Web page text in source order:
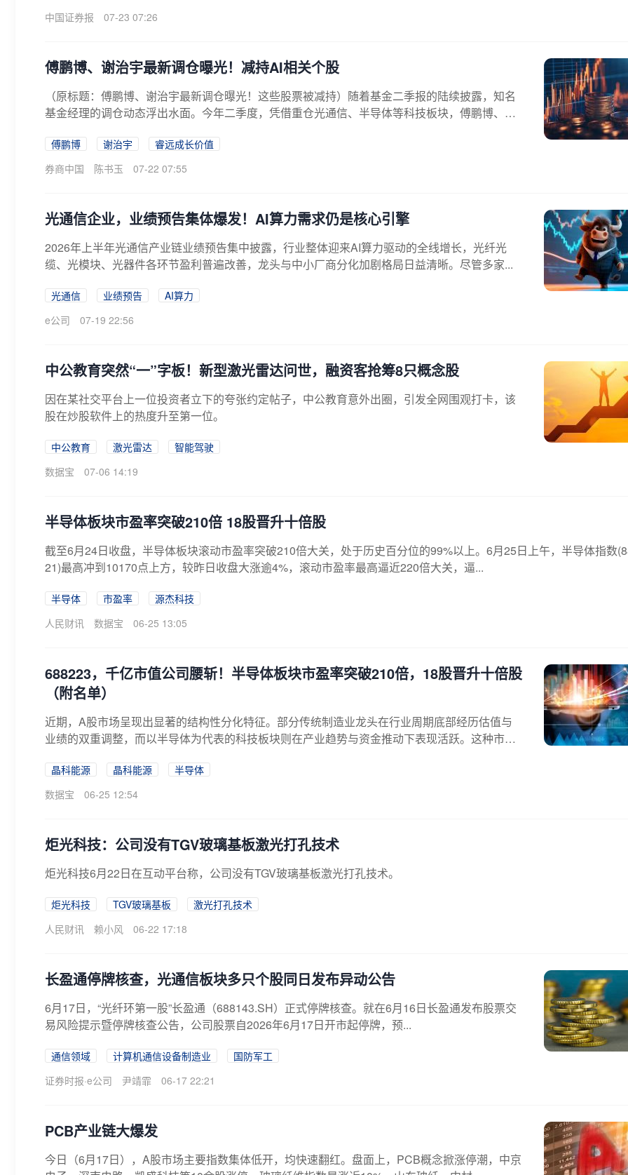
中国证券报
07-23 07:26
傅鹏博、谢治宇最新调仓曝光！减持AI相关个股
（原标题：傅鹏博、谢治宇最新调仓曝光！这些股票被减持）随着基金二季报的陆续披露，知名
基金经理的调仓动态浮出水面。今年二季度，凭借重仓光通信、半导体等科技板块，傅鹏博、谢
傅鹏博 谢治宇
睿远成长价值
券商中国
陈书玉 07-22 07:55
光通信企业，业绩预告集体爆发！AI算力需求仍是核心引擎
2026年上半年光通信产业链业绩预告集中披露，行业整体迎来AI算力驱动的全线增长，光纤光
缆、光模块、光器件各环节盈利普遍改善，龙头与中小厂商分化加剧格局日益清晰。尽管多家...
光通信 业绩预告
AI算力
e公司
07-19 22:56
中公教育突然“一”字板！新型激光雷达问世，融资客抢筹8只概念股
因在某社交平台上一位投资者立下的夸张约定帖子，中公教育意外出圈，引发全网围观打卡，该
股在炒股软件上的热度升至第一位。
中公教育 激光雷达
智能驾驶
数据宝
07-06 14:19
半导体板块市盈率突破210倍 18股晋升十倍股
截至6月24日收盘，半导体板块滚动市盈率突破210倍大关，处于历史百分位的99%以上。6月25日上午，半导体指数
21)最高冲到10170点上方，较昨日收盘大涨逾4%，滚动市盈率最高逼近220倍大关，逼...
半导体 市盈率
源杰科技
人民财讯
数据宝 06-25 13:05
688223，千亿市值公司腰斩！半导体板块市盈率突破210倍，18股晋升十倍股
（附名单）
近期，A股市场呈现出显著的结构性分化特征。部分传统制造业龙头在行业周期底部经历估值与
业绩的双重调整，而以半导体为代表的科技板块则在产业趋势与资金推动下表现活跃。这种市场
晶科能源 晶科能源
半导体
数据宝
06-25 12:54
炬光科技：公司没有TGV玻璃基板激光打孔技术
炬光科技6月22日在互动平台称，公司没有TGV玻璃基板激光打孔技术。
炬光科技 TGV玻璃基板
激光打孔技术
人民财讯
赖小风 06-22 17:18
长盈通停牌核查，光通信板块多只个股同日发布异动公告
6月17日，“光纤环第一股”长盈通（688143.SH）正式停牌核查。就在6月16日长盈通发布股票交
易风险提示暨停牌核查公告，公司股票自2026年6月17日开市起停牌，预...
通信领域 计算机通信设备制造业
国防军工
证券时报·e公司
尹靖霏 06-17 22:21
PCB产业链大爆发
今日（6月17日），A股市场主要指数集体低开，均快速翻红。盘面上，PCB概念掀涨停潮，中京